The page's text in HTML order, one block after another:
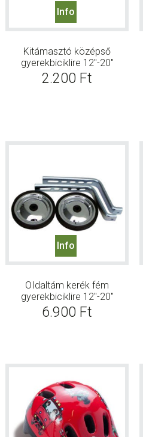
Info
Kitámasztó középső
gyerekbiciklire 12″-20″
2.200 Ft
Info
OIdaltám kerék fém
gyerekbiciklire 12″-20″
6.900 Ft